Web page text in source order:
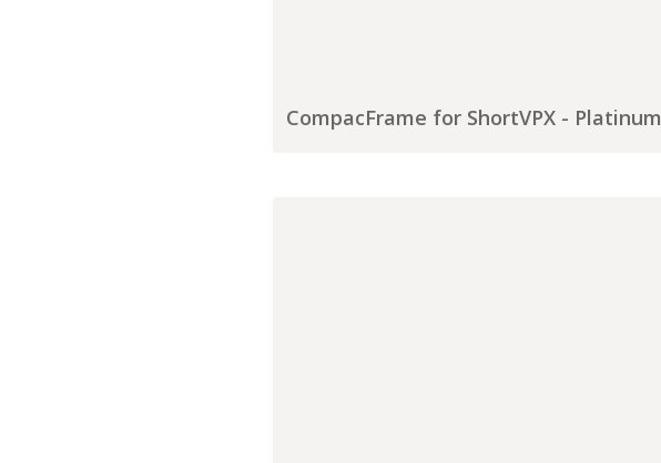
CompacFrame for ShortVPX - Platinum